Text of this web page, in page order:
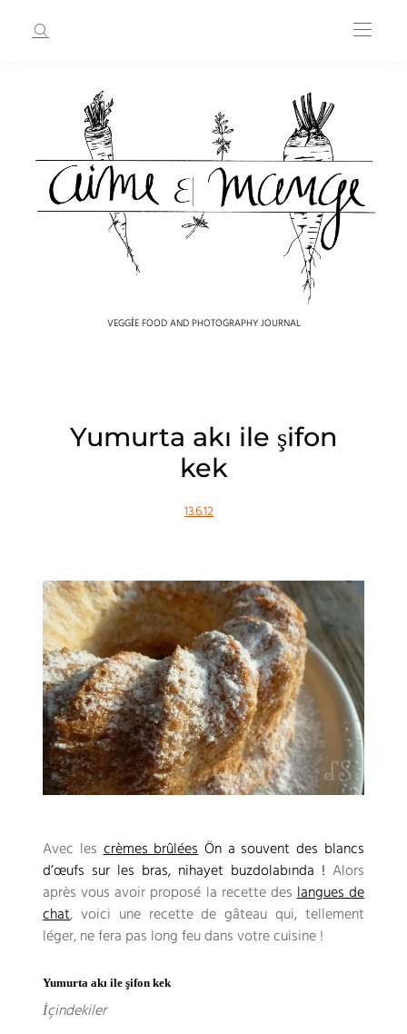
VEGGIE FOOD AND PHOTOGRAPHY JOURNAL
Yumurta akı ile şifon
kek
13.6.12
Avec les crèmes brûléesÖn a souvent des blancs
d’œufs sur les bras, nihayet buzdolabında ! Alors
après vous avoir proposé la recette des langues de
chat, voici une recette de gâteau qui, tellement
léger,ne fera pas long feu dans votre cuisine!
Yumurta akı ile şifon kek
İçindekiler